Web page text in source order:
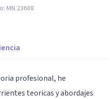
MN 23688
profesional, he
teoricas y abordajes